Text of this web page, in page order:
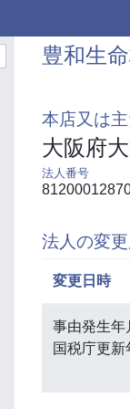
豊和生
本店又は
大阪府
法人番号
法人の変
変更日時
事由発生年
国税庁更新